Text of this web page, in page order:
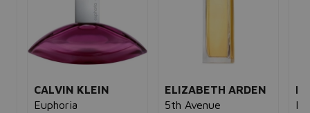
CALVIN KLEIN
Euphoria
ELIZABETH ARDEN
5th Avenue